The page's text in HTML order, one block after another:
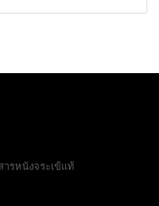
ารหนังจระเข้แท้